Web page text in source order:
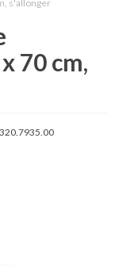
s'allonger
70 cm,
320.7935.00